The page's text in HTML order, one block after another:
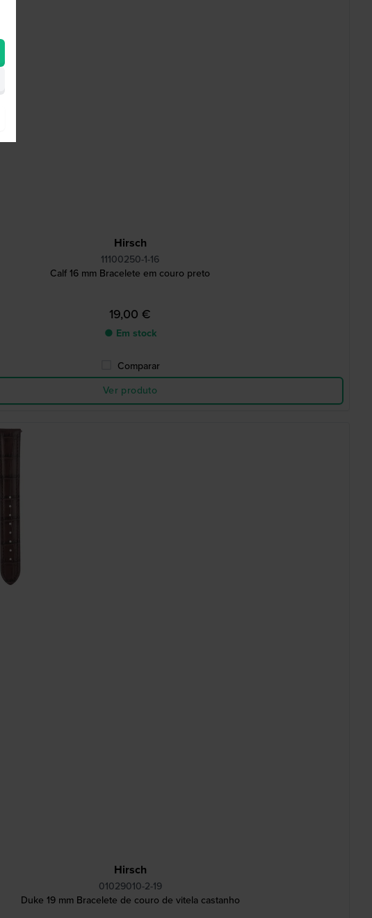
Hirsch
11100250-1-16
Calf 16 mm Bracelete em couro preto
19,00 €
● Em stock
Comparar
Ver produto
Hirsch
01029010-2-19
Duke 19 mm Bracelete de couro de vitela castanho